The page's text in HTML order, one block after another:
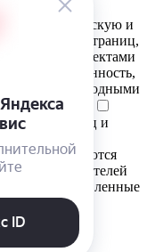
(но не
фотографическую и
оформление страниц,
являются объектами
собственность,
и международными
Читать далее
страниц и
без
Запрещаются
у пользователей
что представленные
пермь.рф.